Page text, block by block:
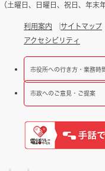
（土曜日、日曜日、祝日、年末
利用案内 サイトマップ
アクセシビリティ
市役所への行き方・業務時
市政へのご意見・ご提案